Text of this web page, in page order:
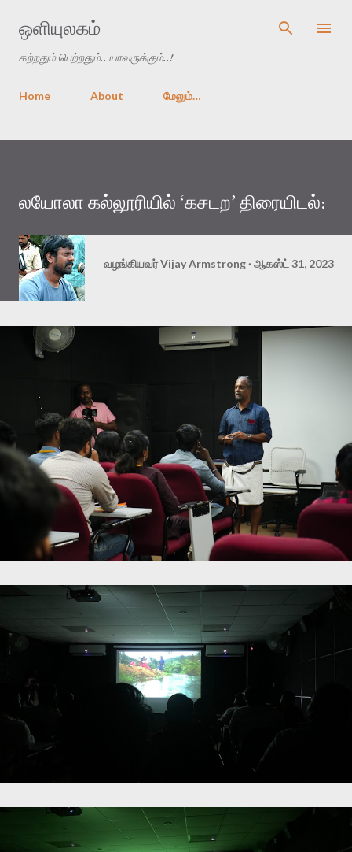
ஒளியுலகம்
கற்றதும் பெற்றதும்.. யாவருக்கும்..!
Home About மேலும்…
லயோலா கல்லூரியில் ‘கசடற’ திரையிடல்:
வழங்கியவர்Vijay Armstrong ஆகஸ்ட் 31, 2023